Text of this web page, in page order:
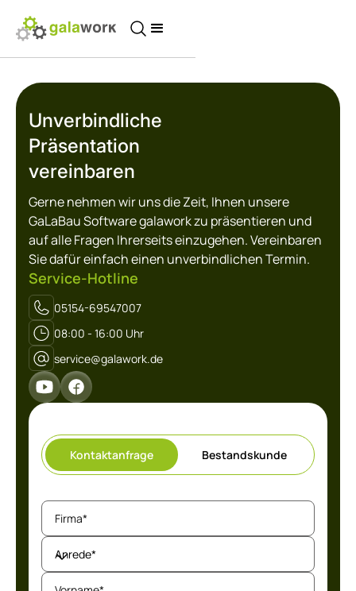
Unverbindliche
Präsentation
vereinbaren
Gerne nehmen wir uns die Zeit, Ihnen unsere
GaLaBau Software galawork zu präsentieren und
auf alle Fragen Ihrerseits einzugehen. Vereinbaren
Sie dafür einfach einen unverbindlichen Termin.
Service-Hotline
05154-69547007
08:00 - 16:00 Uhr
service@galawork.de
Kontaktanfrage Bestandskunde